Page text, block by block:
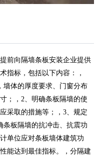
前向隔墙条板安装企业提供
指标，包括以下内容：，
墙体的厚度要求、门窗分布
；，2、明确条板隔墙的使
采取的措施等；，3、规定
条板隔墙的抗冲击、抗震功
单位应对条板墙体建筑功
能达到最佳指标。，分隔建